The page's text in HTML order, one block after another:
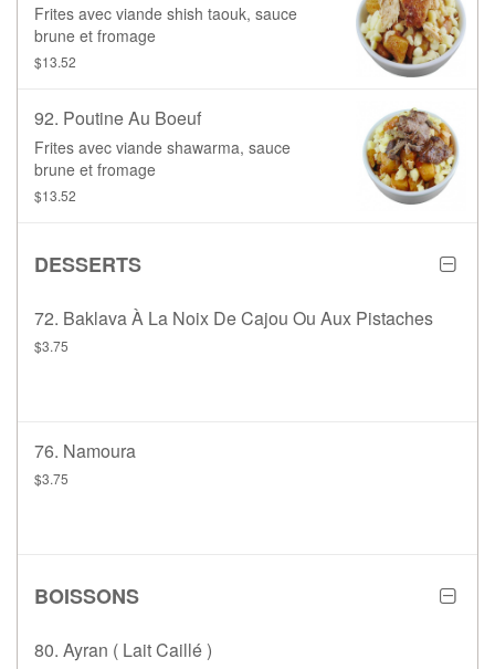
Frites avec viande shish taouk, sauce
brune et fromage
$13.52
92. Poutine Au Boeuf
Frites avec viande shawarma, sauce
brune et fromage
$13.52
DESSERTS
72. Baklava À La Noix De Cajou Ou Aux Pistaches
$3.75
76. Namoura
$3.75
BOISSONS
80. Ayran ( Lait Caillé )